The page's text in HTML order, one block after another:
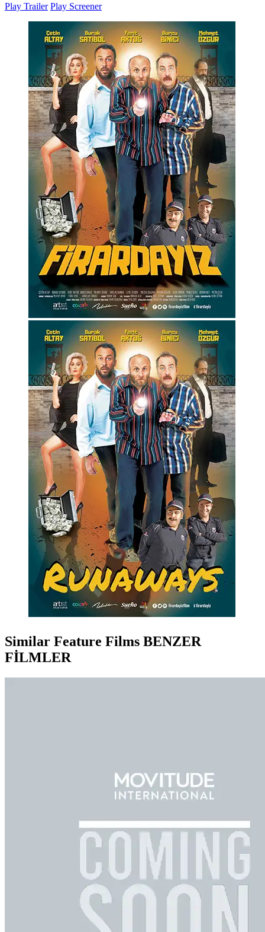
Play Trailer Play Screener
Similar Feature Films BENZER
FİLMLER